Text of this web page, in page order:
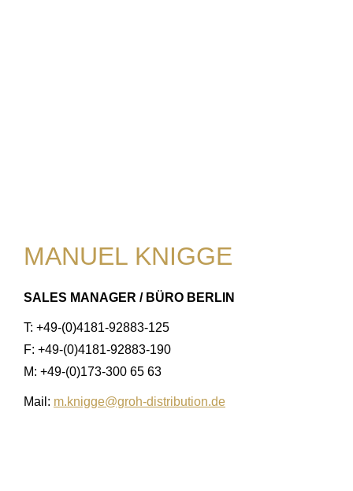
MANUEL KNIGGE
SALES MANAGER / BÜRO BERLIN
T: +49-(0)4181-92883-125
F: +49-(0)4181-92883-190
M: +49-(0)173-300 65 63
Mail: m.knigge@groh-distribution.de